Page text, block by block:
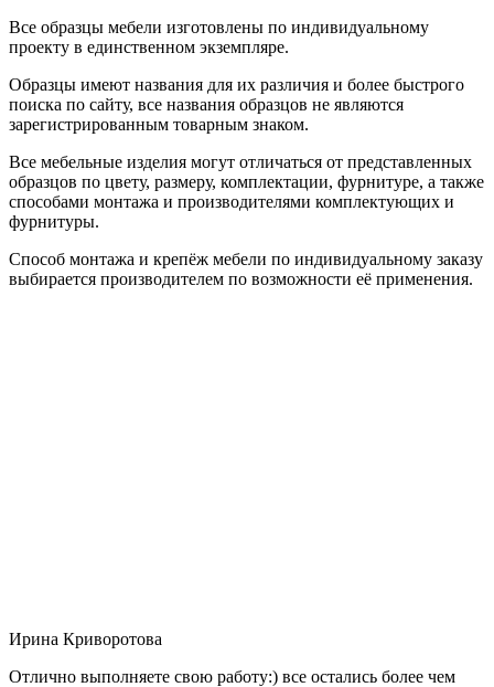
Все образцы мебели изготовлены по индивидуальному
проекту в единственном экземпляре.
Образцы имеют названия для их различия и более быстрого
поиска по сайту, все названия образцов не являются
зарегистрированным товарным знаком.
Все мебельные изделия могут отличаться от представленных
образцов по цвету, размеру, комплектации, фурнитуре, а также
способами монтажа и производителями комплектующих и
фурнитуры.
Способ монтажа и крепёж мебели по индивидуальному заказу
выбирается производителем по возможности её применения.
Ирина Криворотова
Отлично выполняете свою работу:) все остались более чем